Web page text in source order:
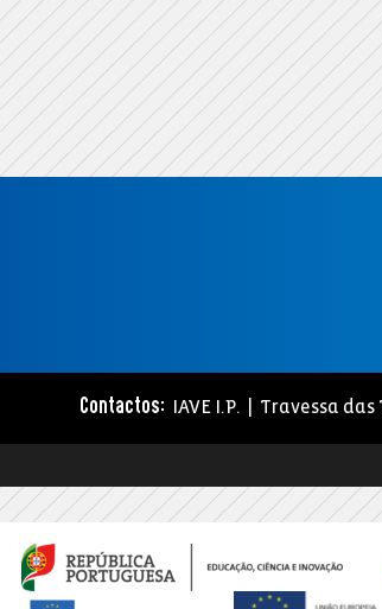
Contactos: IAVE I.P. | Travessa das